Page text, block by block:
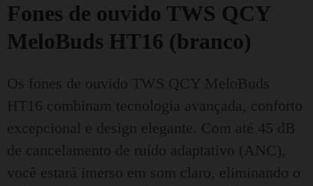
Fones de ouvido TWS QCY
MeloBuds HT16 (branco)
Os fones de ouvido TWS QCY MeloBuds
HT16 combinam tecnologia avançada, conforto
excepcional e design elegante. Com até 45 dB
de cancelamento de ruído adaptativo (ANC),
você estará imerso em som claro, eliminando o